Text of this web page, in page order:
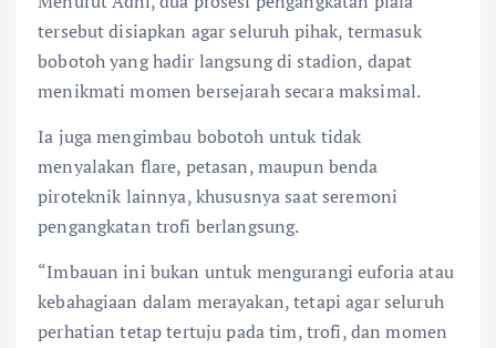
tersebut disiapkan agar seluruh pihak, termasuk
bobotoh yang hadir langsung di stadion, dapat
menikmati momen bersejarah secara maksimal.
Ia juga mengimbau bobotoh untuk tidak
menyalakan flare, petasan, maupun benda
piroteknik lainnya, khususnya saat seremoni
pengangkatan trofi berlangsung.
“Imbauan ini bukan untuk mengurangi euforia atau
kebahagiaan dalam merayakan, tetapi agar seluruh
perhatian tetap tertuju pada tim, trofi, dan momen